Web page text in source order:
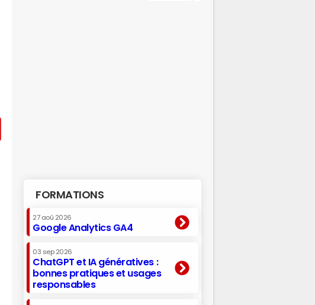
FORMATIONS
27 aoû 2026
Google Analytics GA4
03 sep 2026
ChatGPT et IA génératives :
bonnes pratiques et usages
responsables